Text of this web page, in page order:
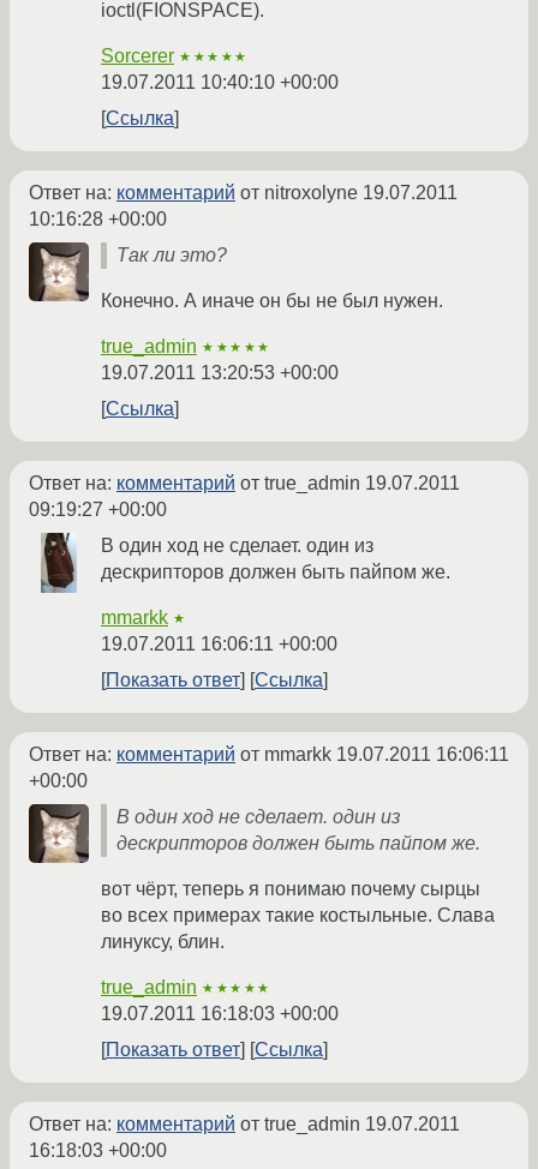
ioctl(FIONSPACE).
Sorcerer ★★★★★
19.07.2011 10:40:10 +00:00
Ссылка
Ответ на: комментарий от nitroxolyne 19.07.2011
10:16:28 +00:00
Так ли это?
Конечно. А иначе он бы не был нужен.
true_admin ★★★★★
19.07.2011 13:20:53 +00:00
Ссылка
Ответ на: комментарий от true_admin 19.07.2011
09:19:27 +00:00
В один ход не сделает. один из
дескрипторов должен быть пайпом же.
mmarkk ★
19.07.2011 16:06:11 +00:00
Показать ответ
Ссылка
Ответ на: комментарий от mmarkk 19.07.2011 16:06:11
+00:00
В один ход не сделает. один из
дескрипторов должен быть пайпом же.
вот чёрт, теперь я понимаю почему сырцы
во всех примерах такие костыльные. Слава
линуксу, блин.
true_admin ★★★★★
19.07.2011 16:18:03 +00:00
Показать ответ
Ссылка
Ответ на: комментарий от true_admin 19.07.2011
16:18:03 +00:00